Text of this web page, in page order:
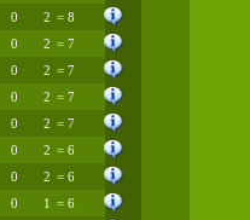
0 2 = 8
0 2 = 7
0 2 = 7
0 2 = 7
0 2 = 7
0 2 = 6
0 2 = 6
0 1 = 6